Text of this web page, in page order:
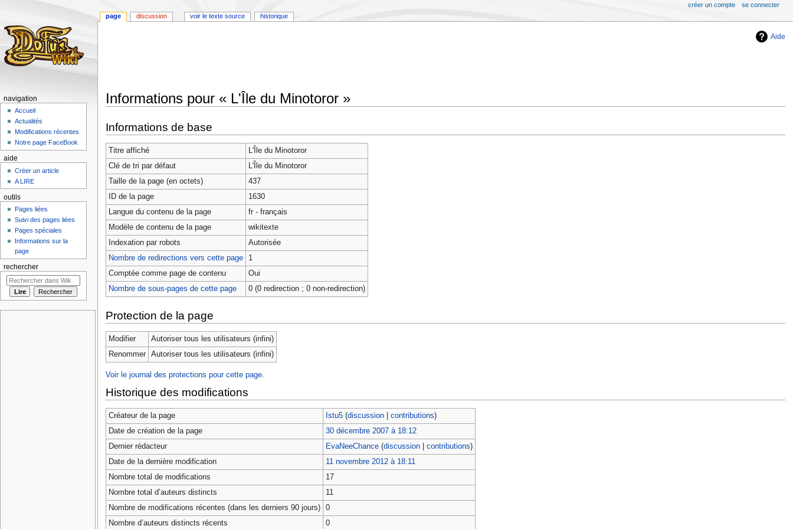
Aide
Informations pour « L'Île du Minotoror »
à
la
navigation
à
la
recherche
Informations de base
Titre affiché
L'Île du Minotoror
Clé de tri par défaut
L'Île du Minotoror
Taille de la page (en octets)
437
ID de la page
1630
Langue du contenu de la page
fr - français
Modèle de contenu de la page
wikitexte
Indexation par robots
Autorisée
Nombre de redirections vers cette page
1
Comptée comme page de contenu
Oui
Nombre de sous-pages de cette page
0 (0 redirection ; 0 non-redirection)
Protection de la page
Modifier
Autoriser tous les utilisateurs (infini)
Renommer
Autoriser tous les utilisateurs (infini)
Voir le journal des protections pour cette page.
Historique des modifications
Créateur de la page Istu5 (discussion| contributions)
Date de création de la page
30 décembre 2007 à 18:12
Dernier rédacteur
EvaNeeChance (discussion| contributions)
Date de la dernière modification
11 novembre 2012 à 18:11
Nombre total de modifications
17
Nombre total d’auteurs distincts
11
Nombre de modifications récentes (dans les derniers 90 jours)
0
Nombre d’auteurs distincts récents
0
page discussion voir le texte source historique
créer un compte se connecter
navigation
Accueil
Actualités
Modifications récentes
Notre page FaceBook
aide
Créer un article
A LIRE
outils
Pages liées
Suivi des pages liées
Pages spéciales
Informations sur la
page
rechercher